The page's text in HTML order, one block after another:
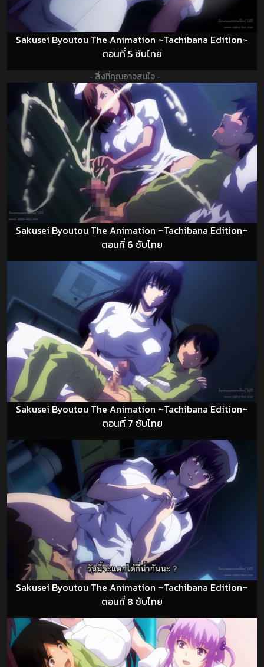
Sakusei Byoutou The Animation ~Tachibana Edition~
ตอนที่ 5 ซับไทย
- สิ่งที่คุณอาจสนใจ -
Sakusei Byoutou The Animation ~Tachibana Edition~
ตอนที่ 6 ซับไทย
Sakusei Byoutou The Animation ~Tachibana Edition~
ตอนที่ 7 ซับไทย
Sakusei Byoutou The Animation ~Tachibana Edition~
ตอนที่ 8 ซับไทย